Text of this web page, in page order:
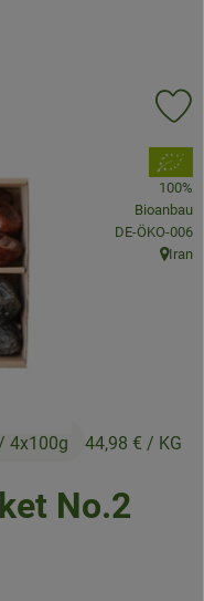
No.2
4x100g 44,98 € / KG
, Verband:
100%
Bioanbau
, Kontrollstelle:
DE-ÖKO-006
,
Iran